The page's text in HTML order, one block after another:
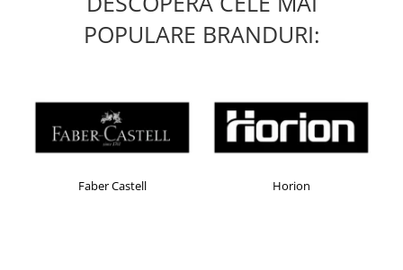
POPULARE BRANDURI:
Faber Castell Horion